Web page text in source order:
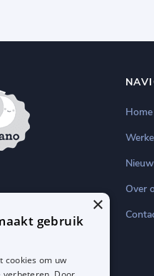
Home
Over
×
gebruik
cookies om uw